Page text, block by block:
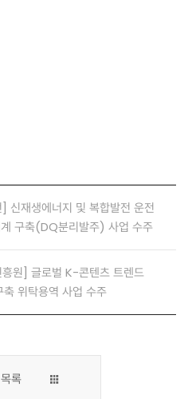
신재생에너지 및 복합발전 운전
구축(DQ분리발주) 사업 수주
흥원] 글로벌 K-콘텐츠 트렌드
위탁용역 사업 수주
록